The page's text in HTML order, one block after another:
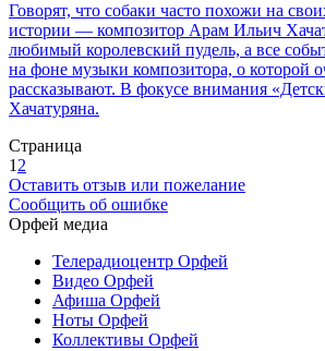
Говорят, что собаки часто похожи на
истории — композитор Арам Ильич
любимый королевский пудель, а все
на фоне музыки композитора, о которой
рассказывают. В фокусе внимания
Хачатуряна.
Страница
1 2
Оставить отзыв или пожелание
Сообщить об ошибке
Орфей медиа
Телерадиоцентр Орфей
Видео Орфей
Афиша Орфей
Ноты Орфей
Коллективы Орфей